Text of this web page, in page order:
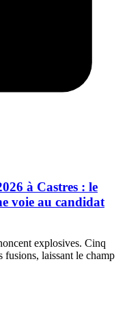
à Castres : le
voie au candidat
explosives. Cinq
fusions, laissant le champ